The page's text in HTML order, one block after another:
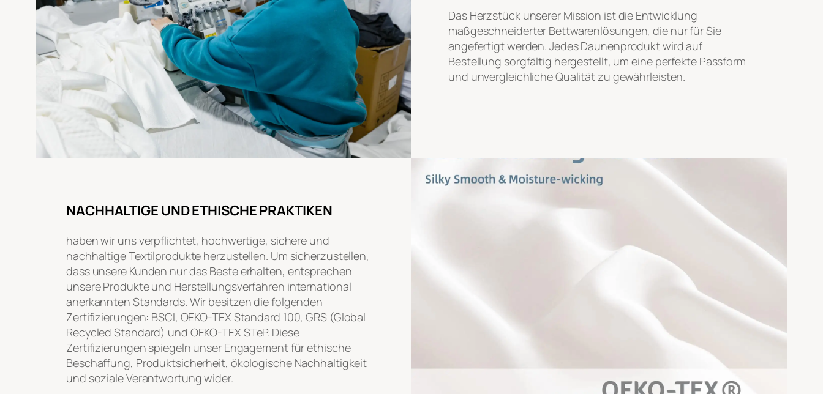
Das Herzstück unserer Mission ist die Entwicklung
maßgeschneiderter Bettwarenlösungen, die nur für Sie
angefertigt werden. Jedes Daunenprodukt wird auf
Bestellung sorgfältig hergestellt, um eine perfekte Passform
und unvergleichliche Qualität zu gewährleisten.
NACHHALTIGE UND ETHISCHE PRAKTIKEN
haben wir uns verpflichtet, hochwertige, sichere und
nachhaltige Textilprodukte herzustellen. Um sicherzustellen,
dass unsere Kunden nur das Beste erhalten, entsprechen
unsere Produkte und Herstellungsverfahren international
anerkannten Standards. Wir besitzen die folgenden
Zertifizierungen: BSCI, OEKO-TEX Standard 100, GRS (Global
Recycled Standard) und OEKO-TEX STeP. Diese
Zertifizierungen spiegeln unser Engagement für ethische
Beschaffung, Produktsicherheit, ökologische Nachhaltigkeit
und soziale Verantwortung wider.